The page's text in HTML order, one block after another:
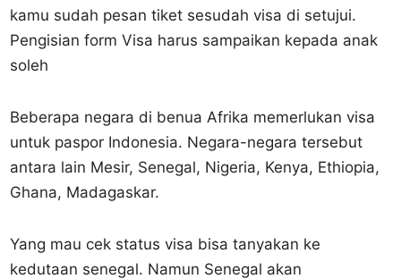
kamu sudah pesan tiket sesudah visa di setujui.
Pengisian form Visa harus sampaikan kepada anak
soleh
Beberapa negara di benua Afrika memerlukan visa
untuk paspor Indonesia. Negara-negara tersebut
antara lain Mesir, Senegal, Nigeria, Kenya, Ethiopia,
Ghana, Madagaskar.
Yang mau cek status visa bisa tanyakan ke
kedutaan senegal. Namun Senegal akan